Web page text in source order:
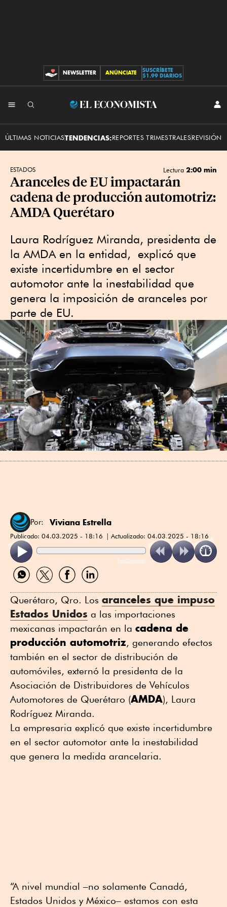
CONTRIBUCIONES
NEWSLETTER ANÚNCIATE
SUSCRÍBETE
$1.99 DIARIOS
El
ÚLTIMAS NOTICIASTENDENCIAS:REPORTES TRIMESTRALESREVISIÓN
ESTADOS Lectura 2:00 min
Aranceles de EU impactarán
cadena de producción automotriz:
AMDA Querétaro
Laura Rodríguez Miranda, presidenta de
la AMDA en la entidad, explicó que
existe incertidumbre en el sector
automotor ante la inestabilidad que
genera la imposición de aranceles por
parte de EU.
Por: Viviana Estrella
Publicado: 04.03.2025 - 18:16 Actualizado: 04.03.2025 - 18:16
ReadSpeaker
Compartir
por
Compartir
por
Compartir
por
Compartir
por
Querétaro, Qro. Los aranceles que impuso
Estados Unidos a las importaciones
mexicanas impactarán en la cadena de
producción automotriz, generando efectos
también en el sector de distribución de
automóviles, externó la presidenta de la
Asociación de Distribuidores de Vehículos
Automotores de Querétaro (AMDA), Laura
Rodríguez Miranda.
La empresaria explicó que existe incertidumbre
en el sector automotor ante la inestabilidad
que genera la medida arancelaria.
“A nivel mundial –no solamente Canadá,
Estados Unidos y México– estamos con esta